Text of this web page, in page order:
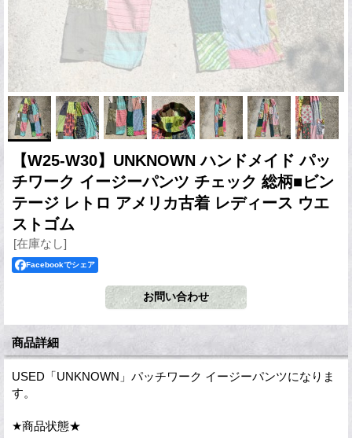
【W25-W30】UNKNOWN ハンドメイド パッ
チワーク イージーパンツ チェック 総柄■ビン
テージ レトロ アメリカ古着 レディース ウエ
ストゴム
[在庫なし]
Facebookでシェア
商品詳細
USED「UNKNOWN」パッチワーク イージーパンツになりま
す。
★商品状態★